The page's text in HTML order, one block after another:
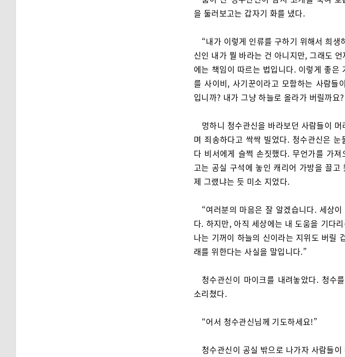
을 둘러보고는 갑자기 화를 냈다.
“내가 이렇게 인류를 구하기 위해서 희
신인 내가 뭘 바라는 건 아니지만, 그래도
에는 책임이 따르는 법입니다. 이렇게 좋
를 사이비, 사기꾼이라고 모함하는 사람들
입니까? 내가 그냥 하늘로 올라가 버릴까요
멍하니 청수관신을 바라보던 사람들이
며 죄송하다고 싹싹 빌었다. 청수관신은
다 비서에게 슬쩍 손짓했다. 무언가를 가
고는 공실 구석에 놓인 캐리어 가방을 끌
제 그랬냐는 듯 미소 지었다.
“여러분의 마음은 잘 알겠습니다. 세상
다. 하지만, 아직 세상에는 내 도움을 기다
나는 기꺼이 하늘의 신이라는 지위도 버릴
래를 위한다는 사실을 말입니다.”
청수관신이 마이크를 내려놓았다. 청수
소리쳤다.
“어서 청수관신님께 기도하세요!”
청수관신이 공실 밖으로 나가자 사람들